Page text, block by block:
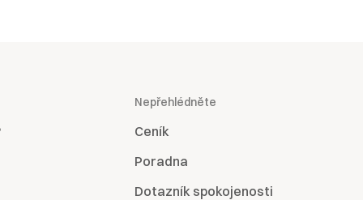
Nepřehlédněte
Ceník
Poradna
Dotazník spokojenosti